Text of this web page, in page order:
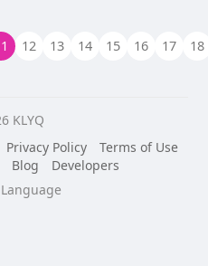
12 13 14 15 16 17 18
KLYQ
Privacy Policy
Terms of Use
Blog
Developers
Language